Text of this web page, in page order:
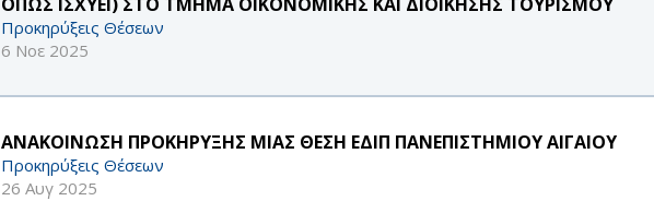
Προκηρύξεις Θέσεων
6 Νοε 2025
ΑΝΑΚΟΙΝΩΣΗ ΠΡΟΚΗΡΥΞΗΣ ΜΙΑΣ ΘΕΣΗ ΕΔΙΠ ΠΑΝΕΠΙΣΤΗΜΙΟΥ ΑΙΓΑΙΟΥ
Προκηρύξεις Θέσεων
26 Αυγ 2025